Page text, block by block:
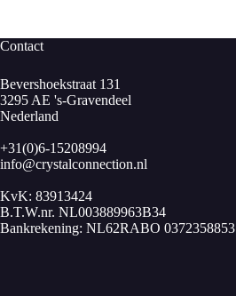
Contact
Bevershoekstraat 131
3295 AE 's-Gravendeel
Nederland
+31(0)6-15208994
info@crystalconnection.nl
KvK: 83913424
B.T.W.nr. NL003889963B34
Bankrekening: NL62RABO 0372358853